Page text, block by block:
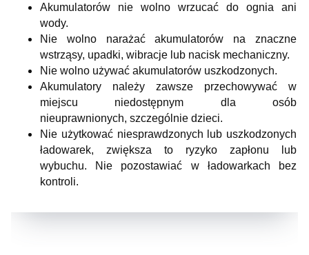
Akumulatorów nie wolno wrzucać do ognia ani
wody.
Nie wolno narażać akumulatorów na znaczne
wstrząsy, upadki, wibracje lub nacisk mechaniczny.
Nie wolno używać akumulatorów uszkodzonych.
Akumulatory należy zawsze przechowywać w
miejscu niedostępnym dla osób
nieuprawnionych, szczególnie dzieci.
Nie użytkować niesprawdzonych lub uszkodzonych
ładowarek, zwiększa to ryzyko zapłonu lub
wybuchu. Nie pozostawiać w ładowarkach bez
kontroli.